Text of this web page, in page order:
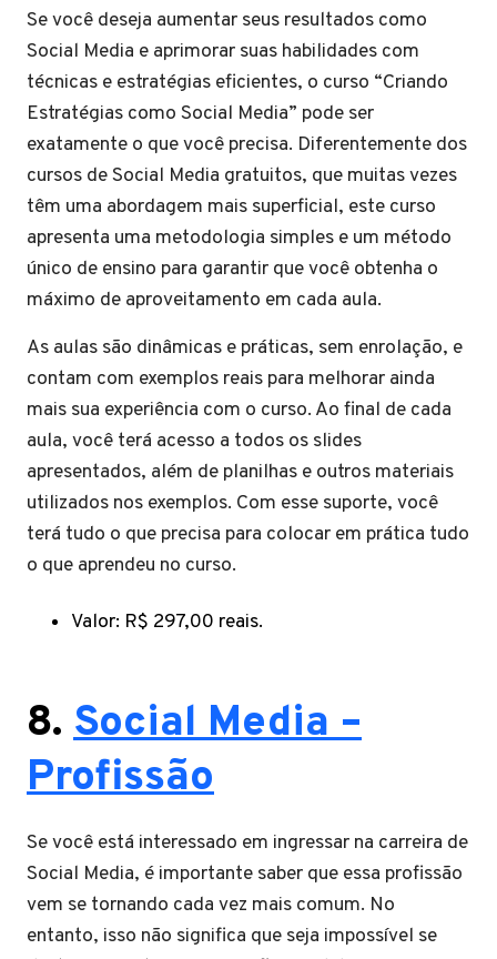
Se você deseja aumentar seus resultados como
Social Media e aprimorar suas habilidades com
técnicas e estratégias eficientes, o curso “Criando
Estratégias como Social Media” pode ser
exatamente o que você precisa. Diferentemente dos
cursos de Social Media gratuitos, que muitas vezes
têm uma abordagem mais superficial, este curso
apresenta uma metodologia simples e um método
único de ensino para garantir que você obtenha o
máximo de aproveitamento em cada aula.
As aulas são dinâmicas e práticas, sem enrolação, e
contam com exemplos reais para melhorar ainda
mais sua experiência com o curso. Ao final de cada
aula, você terá acesso a todos os slides
apresentados, além de planilhas e outros materiais
utilizados nos exemplos. Com esse suporte, você
terá tudo o que precisa para colocar em prática tudo
o que aprendeu no curso.
Valor: R$ 297,00 reais.
8. Social Media –
Profissão
Se você está interessado em ingressar na carreira de
Social Media, é importante saber que essa profissão
vem se tornando cada vez mais comum. No
entanto, isso não significa que seja impossível se